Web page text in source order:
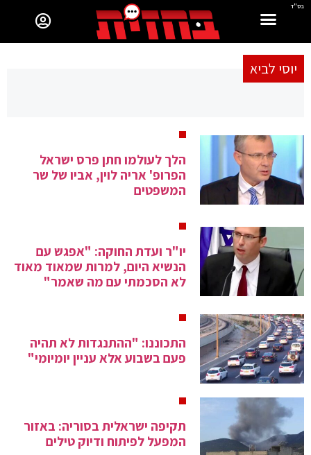
בס"ד
יוסי לביא
הלך לעולמו חתן פרס ישראל
הפרופ' אריה לוין, אביו של שר
המשפטים
יו"ר ועדת החוקה: "אפגש עם
הנשיא היום, למרות שמאוד מאוד
לא הסכמתי עם מה שאמר"
התכוננו: "ההתנגדות לא תהיה
פעם בשבוע אלא עניין יומיומי"
תקיפה ישראלית בסוריה: באזור
המפעל לפיתוח ודיוק טילים